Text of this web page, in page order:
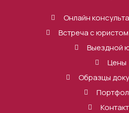
Онлайн
Встреча с
Выездной
Цены
Образцы